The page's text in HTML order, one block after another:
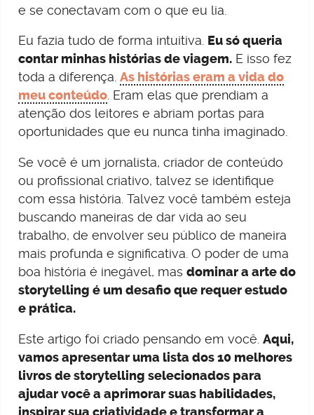
e se conectavam com o que eu lia.
Eu fazia tudo de forma intuitiva. Eu só queria
contar minhas histórias de viagem. E isso fez
toda a diferença. As histórias eram a vida do
meu conteúdo. Eram elas que prendiam a
atenção dos leitores e abriam portas para
oportunidades que eu nunca tinha imaginado.
Se você é um jornalista, criador de conteúdo
ou profissional criativo, talvez se identifique
com essa história. Talvez você também esteja
buscando maneiras de dar vida ao seu
trabalho, de envolver seu público de maneira
mais profunda e significativa. O poder de uma
boa história é inegável, mas dominar a arte do
storytelling é um desafio que requer estudo
e prática.
Este artigo foi criado pensando em você. Aqui,
vamos apresentar uma lista dos 10 melhores
livros de storytelling selecionados para
ajudar você a aprimorar suas habilidades,
inspirar sua criatividade e transformar a